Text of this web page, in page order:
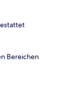
Bereichen